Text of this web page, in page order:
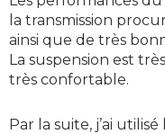
la transmission
ainsi que de très
La suspension est
très confortable.
Par la suite, j’ai